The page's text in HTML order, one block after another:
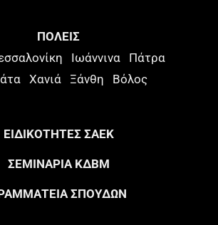
ΠΟΛΕΙΣ
Ιωάννινα
Πάτρα
Χανιά Ξάνθη Βόλος
ΕΙΔΙΚΟΤΗΤΕΣ ΣΑΕΚ
ΣΕΜΙΝΑΡΙΑ ΚΔΒΜ
ΣΠΟΥΔΩΝ